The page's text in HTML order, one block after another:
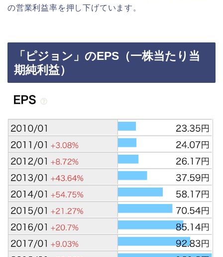
の営業利益率を押し下げています。
「ピジョン」のEPS（一株当たり当
期純利益）